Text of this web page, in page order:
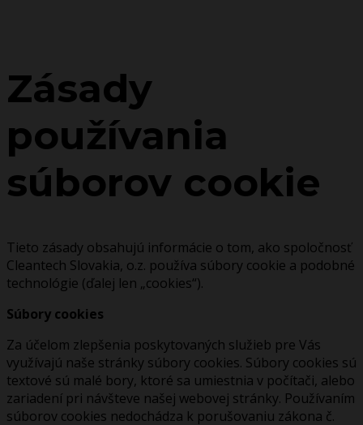
Zásady
používania
súborov cookie
Tieto zásady obsahujú informácie o tom, ako spoločnosť
Cleantech Slovakia, o.z. používa súbory cookie a podobné
technológie (ďalej len „cookies“).
Súbory cookies
Za účelom zlepšenia poskytovaných služieb pre Vás
využívajú naše stránky súbory cookies. Súbory cookies sú
textové sú malé bory, ktoré sa umiestnia v počítači, alebo
zariadení pri návšteve našej webovej stránky. Používaním
súborov cookies nedochádza k porušovaniu zákona č.